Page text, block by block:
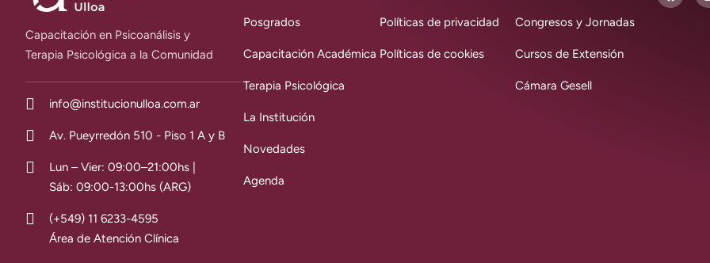
Capacitación en Psicoanálisis y
Terapia Psicológica a la Comunidad
info@institucionulloa.com.ar
Av. Pueyrredón 510 - Piso 1 A y B
Lun – Vier: 09:00–21:00hs |
Sáb: 09:00-13:00hs (ARG)
(+549) 11 6233-4595
Área de Atención Clínica
Posgrados
Capacitación Académica
Terapia Psicológica
La Institución
Novedades
Agenda
Políticas de privacidad
Políticas de cookies
Congresos y Jornadas
Cursos de Extensión
Cámara Gesell